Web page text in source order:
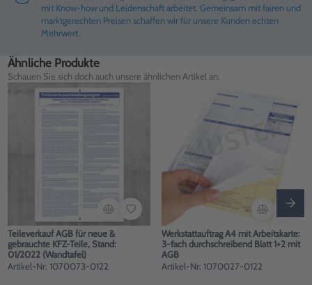
mit Know-how und Leidenschaft arbeitet. Gemeinsam mit fairen und
marktgerechten Preisen schaffen wir für unsere Kunden echten
Mehrwert.
Ähnliche Produkte
Schauen Sie sich doch auch unsere ähnlichen Artikel an.
Teileverkauf AGB für neue &
gebrauchte KFZ-Teile, Stand:
01/2022 (Wandtafel)
Artikel-Nr: 1070073-0122
Werkstattauftrag A4 mit Arbeitskarte:
3-fach durchschreibend Blatt 1+2 mit
AGB
Artikel-Nr: 1070027-0122